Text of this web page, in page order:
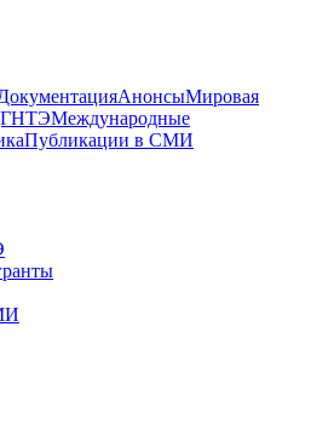
АнонсыМировая
Международные
Публикации в СМИ